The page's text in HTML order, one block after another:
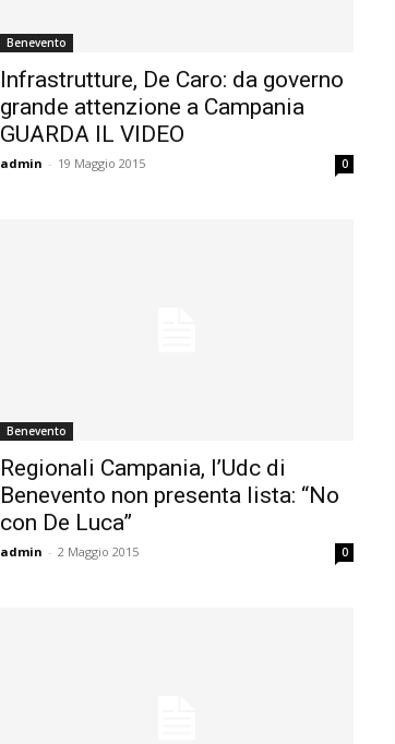
Benevento
Infrastrutture, De Caro: da governo
grande attenzione a Campania
GUARDA IL VIDEO
admin - 19 Maggio 2015 0
Benevento
Regionali Campania, l’Udc di
Benevento non presenta lista: “No
con De Luca”
admin - 2 Maggio 2015 0